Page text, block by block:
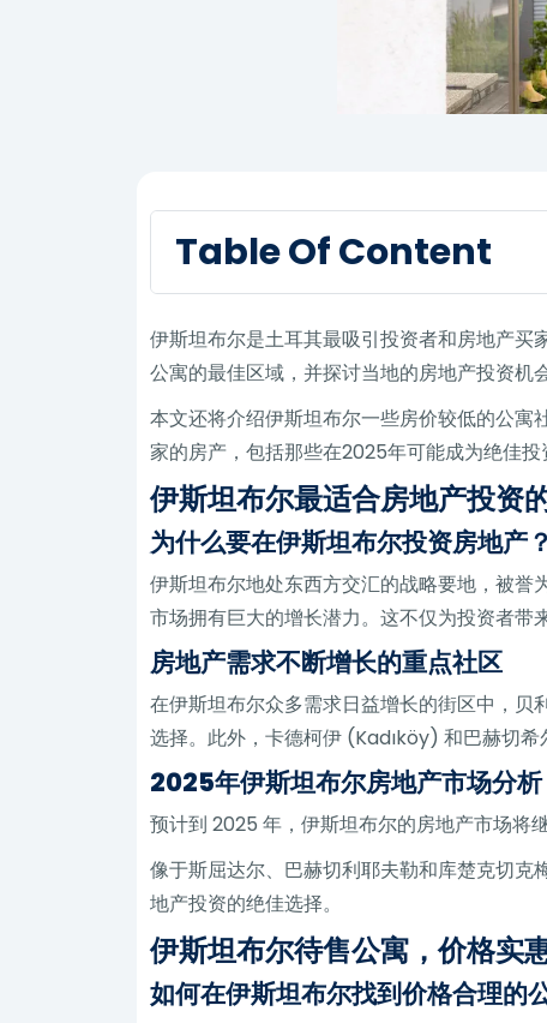
Table Of Content
伊斯坦布尔是土耳其最吸引投资者和房地产
公寓的最佳区域，并探讨当地的房地产投资机会
本文还将介绍伊斯坦布尔一些房价较低的公
家的房产，包括那些在2025年可能成为绝佳投
伊斯坦布尔最适合房地产投资
为什么要在伊斯坦布尔投资房地产？
伊斯坦布尔地处东西方交汇的战略要地，被
市场拥有巨大的增长潜力。这不仅为投资者带
房地产需求不断增长的重点社区
在伊斯坦布尔众多需求日益增长的街区中，
选择。此外，卡德柯伊 (Kadıköy) 和巴赫切
2025年伊斯坦布尔房地产市场分析
预计到 2025 年，伊斯坦布尔的房地产市场将
像于斯屈达尔、巴赫切利耶夫勒和库楚克切
地产投资的绝佳选择。
伊斯坦布尔待售公寓，价格实
如何在伊斯坦布尔找到价格合理的